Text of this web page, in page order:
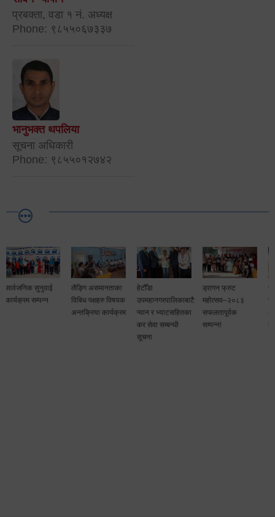
प्रबक्ता, वडा १ नं. अध्यक्ष
Phone: ९८५५०६७३३७
भानुभक्त थपलिया
सूचना अधिकारी
Phone: ९८५५०१२७४२
लैङ्गि असमानताका
विबिध पक्षहरु विषयक
हेटौँडा
उपमहानगरपालिकाबाटै
प्यान र भ्याटसहितका
ड्रागन फ्रुट
महोत्सव–२०८३
सफलतापूर्वक
सम्पन्न!
सामाजिक सुरक्षा तथा
घटना दर्ता सम्बन्धी
अन्तरक्रियात्मक
कार्यक्रम